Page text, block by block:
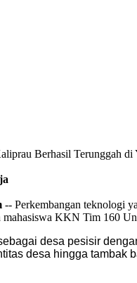
Berhasil Terunggah di
-- Perkembangan teknologi
KKN Tim 160
desa pesisir
desa hingga tambak